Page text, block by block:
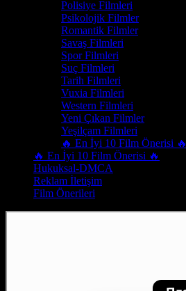
Polisiye Filmleri
Psikolojik Filmler
Romantik Filmler
Savaş Filmleri
Spor Filmleri
Suç Filmleri
Tarih Filmleri
Vuxia Filmleri
Western Filmleri
Yeni Çıkan Filmler
Yeşilçam Filmleri
🔥 En İyi 10 Film Önerisi 🔥
🔥 En İyi 10 Film Önerisi 🔥
Hukuksal-DMCA
Reklam İletişim
Film Önerileri